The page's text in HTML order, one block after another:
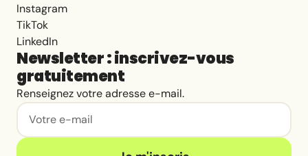
Instagram
TikTok
LinkedIn
Newsletter : inscrivez-vous
gratuitement
Renseignez votre adresse e-mail.